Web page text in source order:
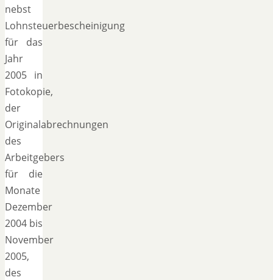
nebst
Lohnsteuerbescheinigung
für das
Jahr
2005 in
Fotokopie,
der
Originalabrechnungen
des
Arbeitgebers
für die
Monate
Dezember
2004 bis
November
2005,
des